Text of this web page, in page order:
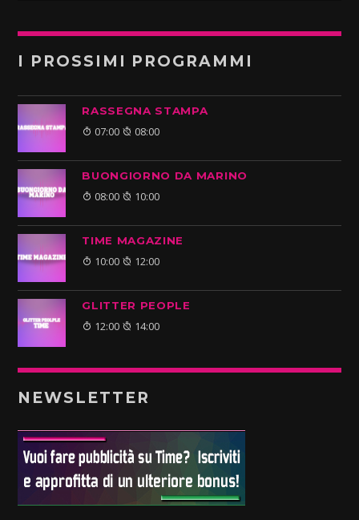
I PROSSIMI PROGRAMMI
RASSEGNA STAMPA
07:00 08:00
BUONGIORNO DA MARINO
08:00 10:00
TIME MAGAZINE
10:00 12:00
GLITTER PEOPLE
12:00 14:00
NEWSLETTER